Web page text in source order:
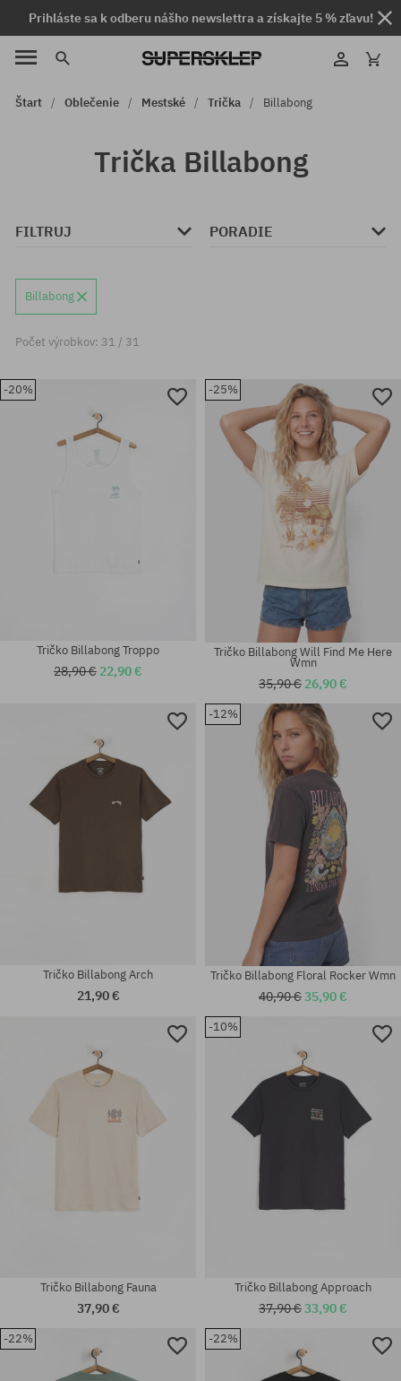
Prihláste sa k odberu nášho newslettra a získajte 5 % zľavu!
Štart Oblečenie Mestské Trička Billabong
Trička Billabong
FILTRUJ PORADIE
Billabong
Počet výrobkov: 31 / 31
-20%
Tričko Billabong Troppo
28,90 € 22,90 €
-25%
Tričko Billabong Will Find Me Here
Wmn
35,90 € 26,90 €
Dostupné veľkosti:
Tričko Billabong Arch
21,90 €
-12%
Dostupné veľkosti:
Tričko Billabong Floral Rocker Wmn
40,90 €35,90 €
Tričko Billabong Fauna
37,90 €
-10%
Tričko Billabong Approach
37,90 €33,90 €
-22% -22%